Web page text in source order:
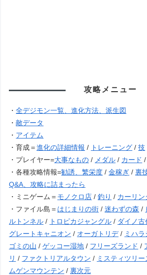
攻略メニュー
・全デジモン一覧、進化方法、派生図
・敵データ
・ アイテム
・育成＝進化の詳細情報 / トレーニング /技
・プレイヤー=大事なもの / メダル / カード /
・各種攻略情報=勧誘、繁栄度 /金稼ぎ /裏
Q&A、攻略に詰まったら
・ミニゲーム＝ モノクロ店 /釣り / カーリン
・ファイル島＝ はじまりの街 /迷わずの森 /
ルトンネル / トロピカジャングル / ダイノ古
グレートキャニオン / オーガトリデ/ ミハラ
ゴミの山 /ゲッコー湿地 / フリーズランド /
リ / ファクトリアルタウン / ミスティツリー
ムゲンマウンテン /裏次元